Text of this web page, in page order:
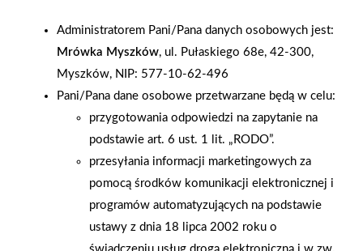
obecnie zatrudnia 60 osób. W Starachowicach obok nowo
wybudowanej Mrówki funkcjonuje PSB Profi, a w Rzepinie,
oddalonym o kilka km od Starachowic, skład budowlany wraz
ze sklepem detalicznym. Market PSB Mrówka ma powierzchnię
handlową 1600 m 2 w hali + 1800 m 2 ogrodu zewnętrznego,
z czego 1000 m 2 jest zadaszone, a 800 m2 na otwartej
powierzchni. W markecie pracuje 27 osób. Uroczyste otwarcie
poprzedzone było szeroką kampanią reklamową: billboardy,
gazetki, artykuł w lokalnej prasie, informacje na FB. W dniu
otwarcia na klientów czekało wiele atrakcyjnych nagród oraz
Administratorem Pani/Pana danych osobowych jest:
Mrówka Myszków, ul. Pułaskiego 68e, 42-300,
Myszków, NIP: 577-10-62-496
Pani/Pana dane osobowe przetwarzane będą w celu:
przygotowania odpowiedzi na zapytanie na
podstawie art. 6 ust. 1 lit. „RODO”.
przesyłania informacji marketingowych za
pomocą środków komunikacji elektronicznej i
programów automatyzujących na podstawie
ustawy z dnia 18 lipca 2002 roku o
świadczeniu usług drogą elektroniczną i w zw.